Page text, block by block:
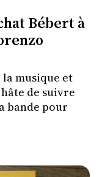
Bébert à
la musique et
de suivre
bande pour